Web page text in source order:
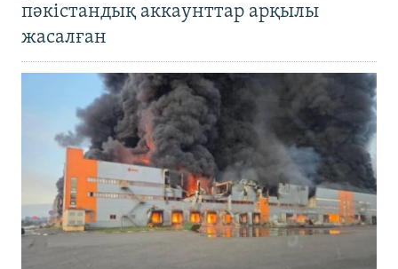
пәкістандық аккаунттар арқылы
жасалған